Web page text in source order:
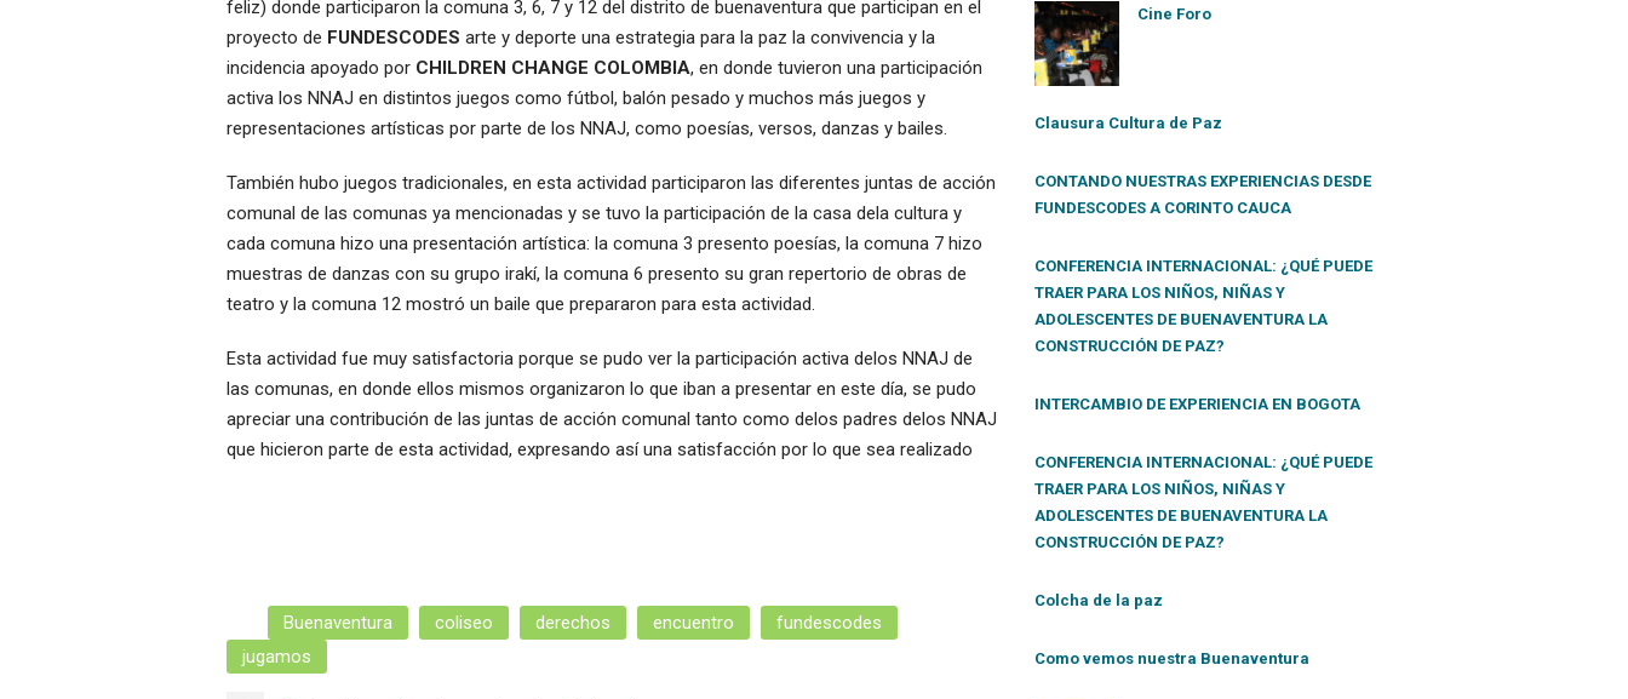
feliz) donde participaron la comuna 3, 6, 7 y 12 del distrito de buenaventura que participan en el
proyecto de FUNDESCODES arte y deporte una estrategia para la paz la convivencia y la
incidencia apoyado por CHILDREN CHANGE COLOMBIA, en donde tuvieron una participación
activa los NNAJ en distintos juegos como fútbol, balón pesado y muchos más juegos y
representaciones artísticas por parte de los NNAJ, como poesías, versos, danzas y bailes.
También hubo juegos tradicionales, en esta actividad participaron las diferentes juntas de acción
comunal de las comunas ya mencionadas y se tuvo la participación de la casa dela cultura y
cada comuna hizo una presentación artística: la comuna 3 presento poesías, la comuna 7 hizo
muestras de danzas con su grupo irakí, la comuna 6 presento su gran repertorio de obras de
teatro y la comuna 12 mostró un baile que prepararon para esta actividad.
Esta actividad fue muy satisfactoria porque se pudo ver la participación activa delos NNAJ de
las comunas, en donde ellos mismos organizaron lo que iban a presentar en este día, se pudo
apreciar una contribución de las juntas de acción comunal tanto como delos padres delos NNAJ
que hicieron parte de esta actividad, expresando así una satisfacción por lo que sea realizado
Buenaventura coliseo derechos encuentro
fundescodes
jugamos
Cine Foro
Clausura Cultura de Paz
CONTANDO NUESTRAS EXPERIENCIAS DESDE
FUNDESCODES A CORINTO CAUCA
CONFERENCIA INTERNACIONAL: ¿QUÉ PUEDE
TRAER PARA LOS NIÑOS, NIÑAS Y
ADOLESCENTES DE BUENAVENTURA LA
CONSTRUCCIÓN DE PAZ?
INTERCAMBIO DE EXPERIENCIA EN BOGOTA
CONFERENCIA INTERNACIONAL: ¿QUÉ PUEDE
TRAER PARA LOS NIÑOS, NIÑAS Y
ADOLESCENTES DE BUENAVENTURA LA
CONSTRUCCIÓN DE PAZ?
Colcha de la paz
Como vemos nuestra Buenaventura